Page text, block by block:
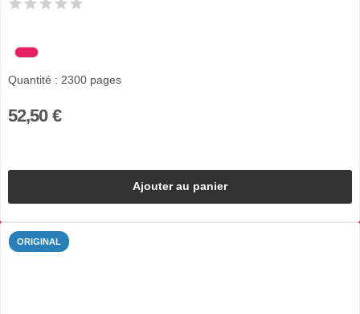
Quantité : 2300 pages
52,50 €
Ajouter au panier
ORIGINAL